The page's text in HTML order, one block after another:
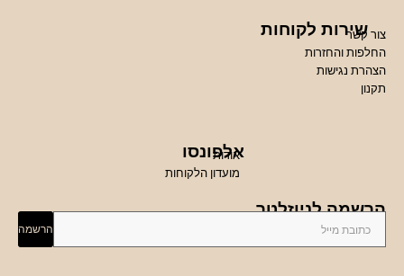
הרשמה לניוזלטר
הרשמה
אלפונסו
אודות
מועדון הלקוחות
שירות לקוחותצור קשר
החלפות והחזרות
הצהרת נגישות
תקנון